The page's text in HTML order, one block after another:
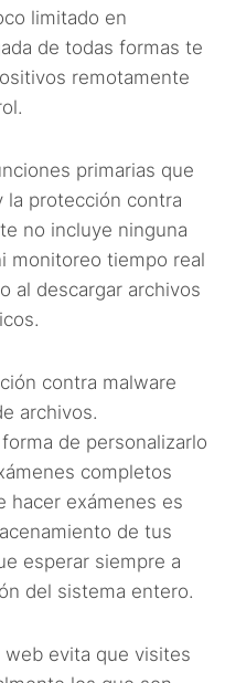
limitado en
de todas formas te
remotamente
primarias que
la protección contra
no incluye ninguna
monitoreo tiempo real
al descargar archivos
contra malware
archivos.
de personalizarlo
completos
hacer exámenes es
de tus
esperar siempre a
del sistema entero.
evita que visites